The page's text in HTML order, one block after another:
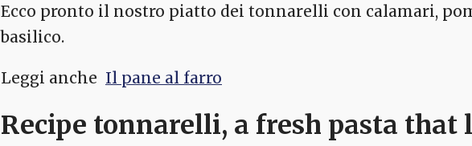
Ecco pronto il nostro piatto dei tonnarelli con calamari,
basilico.
Leggi anche Il pane al farro
Recipe tonnarelli, a fresh pasta that